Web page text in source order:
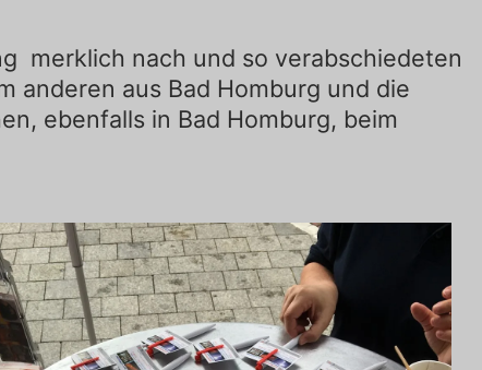
merklich nach und so verabschiedeten
anderen aus Bad Homburg und die
ebenfalls in Bad Homburg, beim